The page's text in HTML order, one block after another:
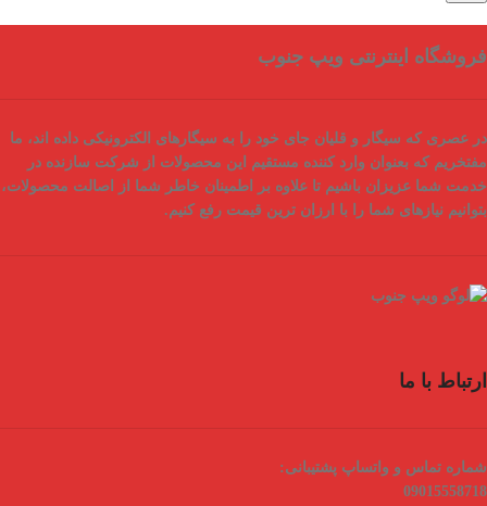
فروشگاه اینترنتی ویپ جنوب
در عصری که سیگار و قلیان جای خود را به سیگارهای الکترونیکی داده اند، ما
مفتخریم که بعنوان وارد کننده مستقیم این محصولات از شرکت سازنده در
خدمت شما عزیزان باشیم تا علاوه بر اطمینان خاطر شما از
اصالت محصولات،
بتوانیم نیازهای شما را با ارزان ترین قیمت رفع کنیم.
ارتباط با ما
شماره تماس و واتساپ پشتیبانی:
09015558718